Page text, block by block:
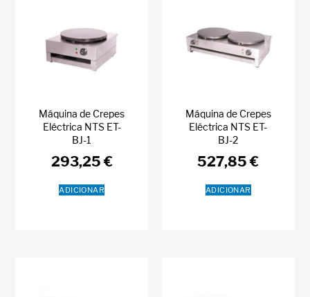
Máquina de Crepes
Eléctrica NTS ET-
BJ-1
293,25 €
ADICIONAR
Máquina de Crepes
Eléctrica NTS ET-
BJ-2
527,85€
ADICIONAR